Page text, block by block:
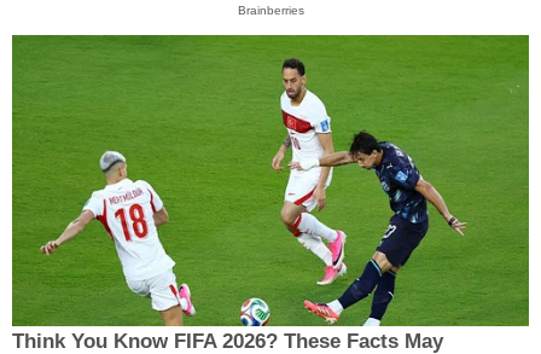
Brainberries
Think You Know FIFA 2026? These Facts May